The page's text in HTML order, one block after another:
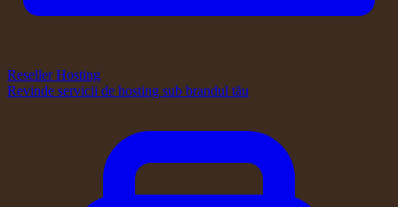
Reseller Hosting
Revinde servicii de hosting sub brandul tău